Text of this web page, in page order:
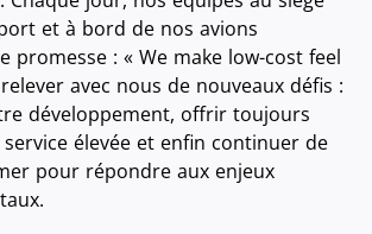
et à bord de nos avions
promesse : « We make low-cost feel
avec nous de nouveaux défis :
développement, offrir toujours
élevée et enfin continuer de
pour répondre aux enjeux